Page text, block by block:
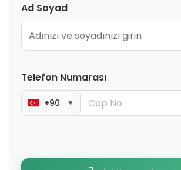
Ad Soyad
Telefon Numarası
+90 ▼